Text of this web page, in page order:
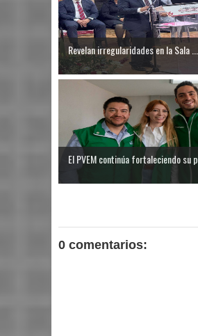
Revelan irregularidades en la Sala ...
El PVEM continúa fortaleciendo su p...
0 comentarios: